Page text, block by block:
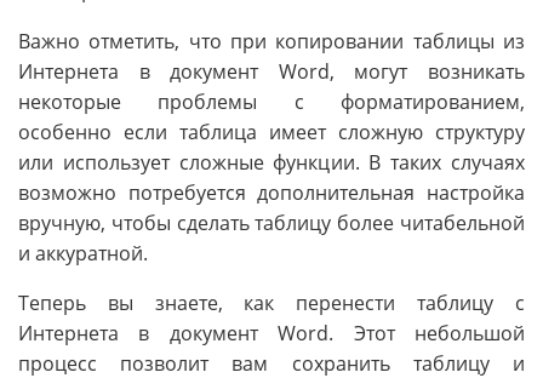
Важно отметить, что при копировании таблицы из
Интернета в документ Word, могут возникать
некоторые проблемы с форматированием,
особенно если таблица имеет сложную структуру
или использует сложные функции. В таких случаях
возможно потребуется дополнительная настройка
вручную, чтобы сделать таблицу более читабельной
и аккуратной.
Теперь вы знаете, как перенести таблицу с
Интернета в документ Word. Этот небольшой
процесс позволит вам сохранить таблицу и